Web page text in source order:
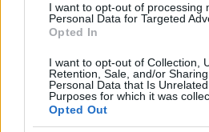
I want to opt-out of processing
Personal Data for Targeted
Opted In
I want to opt-out of Collection,
Retention, Sale, and/or
Personal Data that Is
Purposes for which it was
Opted Out
Nome
Kinza Babylon Staked BTC
(KBTC)
Eureka Bridged PAX Gold (Terra